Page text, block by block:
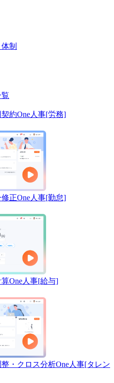
制
約One人事[労務]
正One人事[勤怠]
算One人事[給与]
・クロス分析One人事[タレン